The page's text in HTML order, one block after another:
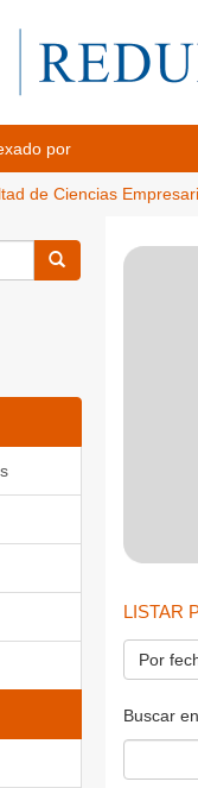
por
de Ciencias
LISTAR
Por
Buscar